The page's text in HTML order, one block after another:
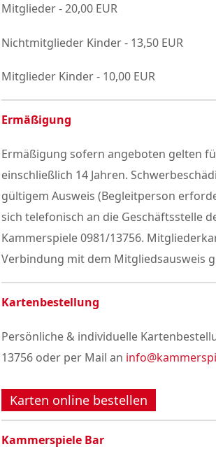
Mitglieder - 20,00 EUR
Nichtmitglieder Kinder - 13,50 EUR
Mitglieder Kinder - 10,00 EUR
Ermäßigung
Ermäßigung sofern angeboten gelten
einschließlich 14 Jahren.
gültigem Ausweis (Begleitperson
sich telefonisch an die Geschäftsstelle
Kammerspiele 0981/13756.
Verbindung mit dem Mitgliedsausweis
Kartenbestellung
Persönliche & individuelle
13756 oder per Mail an
Karten online bestellen
Kammerspiele Bar